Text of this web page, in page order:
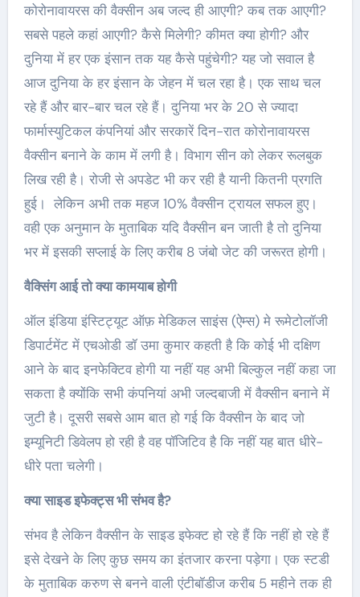
कोरोनावायरस की वैक्सीन अब जल्द ही आएगी? कब तक आएगी?
सबसे पहले कहां आएगी? कैसे मिलेगी? कीमत क्या होगी? और
दुनिया में हर एक इंसान तक यह कैसे पहुंचेगी? यह जो सवाल है
आज दुनिया के हर इंसान के जेहन में चल रहा है। एक साथ चल
रहे हैं और बार-बार चल रहे हैं। दुनिया भर के 20 से ज्यादा
फार्मास्युटिकल कंपनियां और सरकारें दिन-रात कोरोनावायरस
वैक्सीन बनाने के काम में लगी है। विभाग सीन को लेकर रूलबुक
लिख रही है। रोजी से अपडेट भी कर रही है यानी कितनी प्रगति
हुई। ‌ लेकिन अभी तक महज 10% वैक्सीन ट्रायल सफल हुए।
वही एक अनुमान के मुताबिक यदि वैक्सीन बन जाती है तो दुनिया
भर में इसकी सप्लाई के लिए करीब 8 जंबो जेट की जरूरत होगी।
वैक्सिंग आई तो क्या कामयाब होगी
ऑल इंडिया इंस्टिट्यूट ऑफ़ मेडिकल साइंस (ऐम्स) मे रूमेटोलॉजी
डिपार्टमेंट में एचओडी डॉ उमा कुमार कहती है कि कोई भी दक्षिण
आने के बाद इनफेक्टिव होगी या नहीं यह अभी बिल्कुल नहीं कहा जा
सकता है क्योंकि सभी कंपनियां अभी जल्दबाजी में वैक्सीन बनाने में
जुटी है। दूसरी सबसे आम बात हो गई कि वैक्सीन के बाद जो
इम्यूनिटी डिवेलप हो रही है वह पॉजिटिव है कि नहीं यह बात धीरे-
धीरे पता चलेगी।
क्या साइड इफेक्ट्स भी संभव है?
संभव है लेकिन वैक्सीन के साइड इफेक्ट हो रहे हैं कि नहीं हो रहे हैं
इसे देखने के लिए कुछ समय का इंतजार करना पड़ेगा। एक स्टडी
के मुताबिक करुण से बनने वाली एंटीबॉडीज करीब 5 महीने तक ही